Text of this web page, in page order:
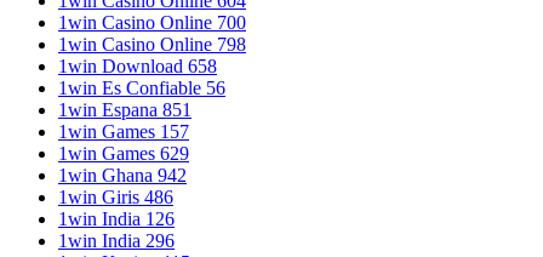
1win Casino Online 700
1win Casino Online 798
1win Download 658
1win Es Confiable 56
1win Espana 851
1win Games 157
1win Games 629
1win Ghana 942
1win Giris 486
1win India 126
1win India 296